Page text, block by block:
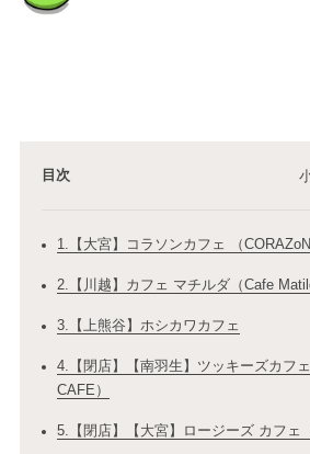
目次
1.【大宮】コラソンカフェ （CORAZoN
2.【川越】カフェ マチルダ（Cafe
3.【上熊谷】ホシカワカフェ
4.【閉店】【南羽生】ツッキーズカフ
CAFE）
5.【閉店】【大宮】ロージーズ カフェ